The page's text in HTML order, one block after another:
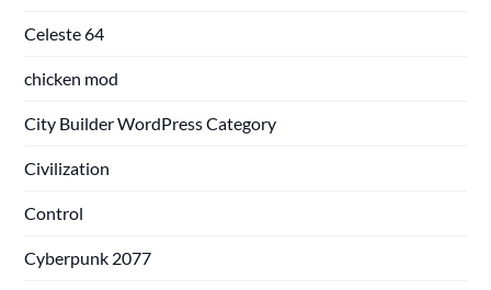
Celeste 64
chicken mod
City Builder WordPress Category
Civilization
Control
Cyberpunk 2077